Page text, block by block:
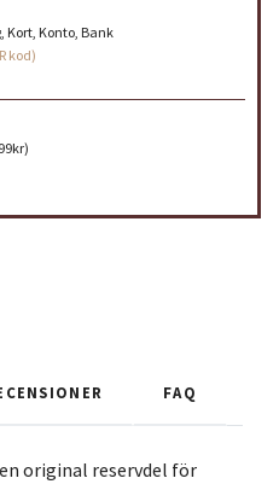
Kort, Konto, Bank
kod)
FAQ
original reservdel för